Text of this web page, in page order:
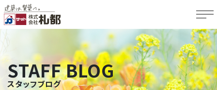
STAFF BLOG
スタッフブログ